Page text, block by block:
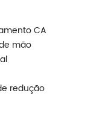
CA
mão
redução